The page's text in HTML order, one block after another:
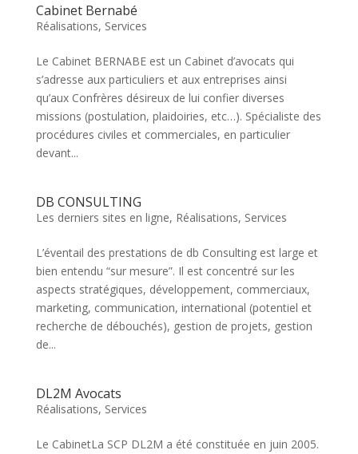
Cabinet Bernabé
Réalisations, Services
Le Cabinet BERNABE est un Cabinet d’avocats qui
s’adresse aux particuliers et aux entreprises ainsi
qu’aux Confrères désireux de lui confier diverses
missions (postulation, plaidoiries, etc…). Spécialiste des
procédures civiles et commerciales, en particulier
devant...
DB CONSULTING
Les derniers sites en ligne, Réalisations, Services
L’éventail des prestations de db Consulting est large et
bien entendu “sur mesure”. Il est concentré sur les
aspects stratégiques, développement, commerciaux,
marketing, communication, international (potentiel et
recherche de débouchés), gestion de projets, gestion
de...
DL2M Avocats
Réalisations, Services
Le CabinetLa SCP DL2M a été constituée en juin 2005.